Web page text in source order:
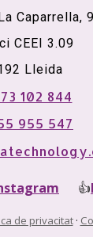
Caparrella,
CEEI 3.09
Lleida
102 844
955 547
👍
de privacitat·